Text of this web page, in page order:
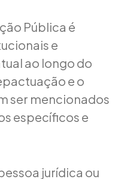
Pública é
e
ao longo do
e o
ser mencionados
específicos e
jurídica ou